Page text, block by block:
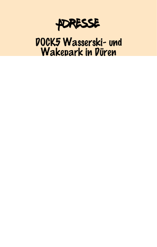
Adresse
DOCK5 Wasserski- und
Wakepark in Düren